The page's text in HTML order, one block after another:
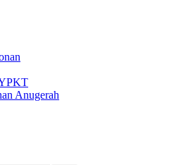
Anugerah